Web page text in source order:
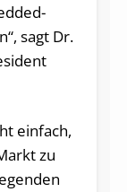
sagt Dr.
einfach,
zu